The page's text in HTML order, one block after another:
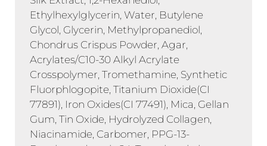
Ethylhexylglycerin, Water, Butylene
Glycol, Glycerin, Methylpropanediol,
Chondrus Crispus Powder, Agar,
Acrylates/C10-30 Alkyl Acrylate
Crosspolymer, Tromethamine, Synthetic
Fluorphlogopite, Titanium Dioxide(CI
77891), Iron Oxides(CI 77491), Mica, Gellan
Gum, Tin Oxide, Hydrolyzed Collagen,
Niacinamide, Carbomer, PPG-13-